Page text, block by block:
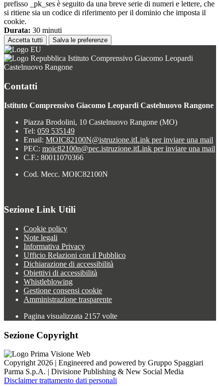
prefisso _pk_ses è seguito da una breve serie di numeri e lettere, che
si ritiene sia un codice di riferimento per il dominio che imposta il
cookie.
Durata: 30 minuti
Accetta tutti Salva le preferenze
Istituto Comprensivo Giacomo Leopardi
Castelnuovo Rangone
Contatti
Istituto Comprensivo Giacomo Leopardi Castelnuovo Rangone
Piazza Brodolini, 10 Castelnuovo Rangone (MO)
Tel: 059 535149
Email: MOIC82100N@istruzione.itLink per inviare una mail
PEC: moic82100n@pec.istruzione.itLink per inviare una mail
C.F.: 80011070366
Cod. Mecc. MOIC82100N
Sezione Link Utili
Cookie policy
Note legali
Informativa Privacy
Ufficio Relazioni con il Pubblico
Dichiarazione di accessibilità
Obiettivi di accessibilità
Whistleblowing
Gestione consensi cookie
Amministrazione trasparente
Pagina visualizzata 2157 volte
Sezione Copyright
Copyright 2026 | Engineered and powered by Gruppo Spaggiari
Parma S.p.A. | Divisione Publishing & New Social Media
Disclaimer trattamento dati personali